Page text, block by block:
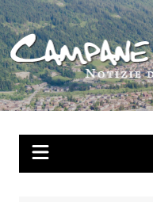
Salta
al
contenuto